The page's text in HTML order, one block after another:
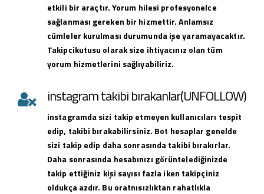
etkili bir araçtır. Yorum hilesi profesyonelce
sağlanması gereken bir hizmettir. Anlamsız
cümleler kurulması durumunda işe yaramayacaktır.
Takipcikutusu olarak size ihtiyacınız olan tüm
yorum hizmetlerini sağlıyabiliriz.
instagram takibi bırakanlar(UNFOLLOW)
instagramda sizi takip etmeyen kullanıcıları tespit
edip, takibi bırakabilirsiniz. Bot hesaplar genelde
sizi takip edip daha sonrasında takibi bırakırlar.
Daha sonrasında hesabınızı görüntelediğinizde
takip ettiğiniz kişi sayısı fazla iken takipçiniz
oldukça azdır. Bu oratnısızlıktan rahatlıkla